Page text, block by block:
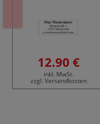
12.90 €
inkl. MwSt.
zzgl. Versandkosten